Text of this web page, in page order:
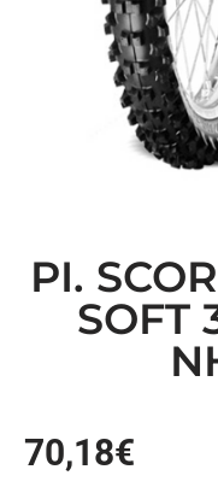
PI.
SOFT
70,18€